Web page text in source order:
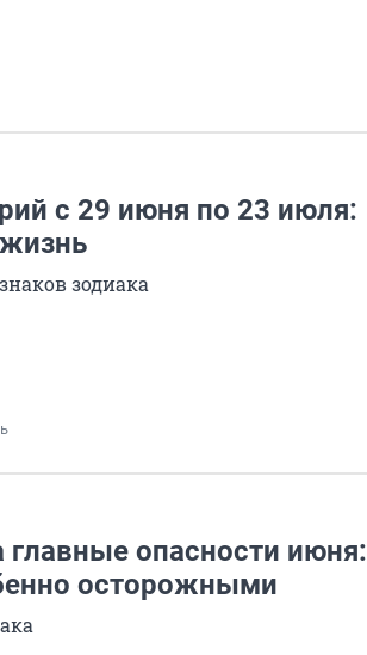
с 29 июня по 23 июля:
зодиака
главные опасности июня:
осторожными